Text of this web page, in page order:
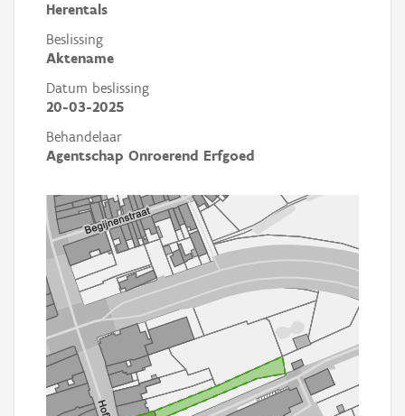
Herentals
Beslissing
Aktename
Datum beslissing
20-03-2025
Behandelaar
Agentschap Onroerend Erfgoed